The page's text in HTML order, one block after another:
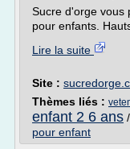
Sucre d'orge vous
pour enfants. Hauts
Lire la suite
Site :
Thèmes liés :
enfant 2 6 ans /
pour enfant